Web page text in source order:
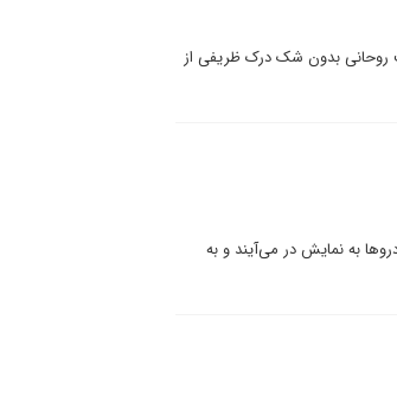
روحانی بدون شک درک ظریفی از
12 سال سن دارند، همانند خودروها به نمایش در می‌آیند و به